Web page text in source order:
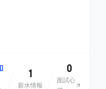
1
薪水情報
0
面試心